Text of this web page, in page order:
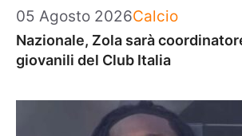
05 Agosto 2026Categorie
Calcio
Nazionale, Zola sarà
giovanili del Club Italia